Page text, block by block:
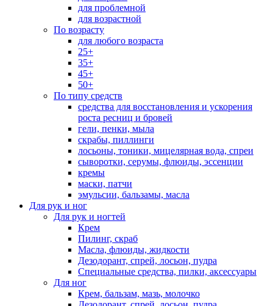
для проблемной
для возрастной
По возрасту
для любого возраста
25+
35+
45+
50+
По типу средств
средства для восстановления и ускорения
роста ресниц и бровей
гели, пенки, мыла
скрабы, пиллинги
лосьоны, тоники, мицелярная вода, спреи
сыворотки, серумы, флюиды, эссенции
кремы
маски, патчи
эмульсии, бальзамы, масла
Для рук и ног
Для рук и ногтей
Крем
Пилинг, скраб
Масла, флюиды, жидкости
Дезодорант, спрей, лосьон, пудра
Специальные средства, пилки, аксессуары
Для ног
Крем, бальзам, мазь, молочко